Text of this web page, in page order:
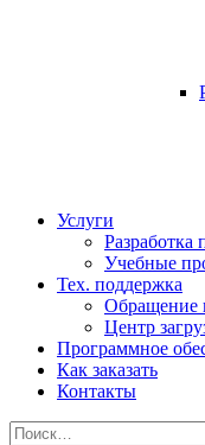
Услуги
Разработка
Учебные
Тех. поддержка
Обращение
Центр
Программное
Как заказать
Контакты